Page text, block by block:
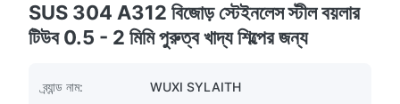
SUS 304 A312 বিজোড় স্টেইনলেস স্টীল বয়লার
টিউব 0.5 - 2 মিমি পুরুত্ব খাদ্য শিল্পের জন্য
ব্র্যান্ড নাম:
WUXI SYLAITH